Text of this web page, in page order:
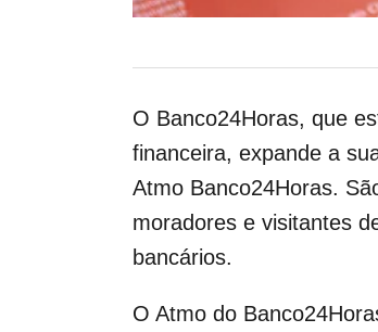
O Banco24Horas, que
financeira, expande a
Atmo Banco24Horas.
moradores e visitantes
bancários.
O Atmo do